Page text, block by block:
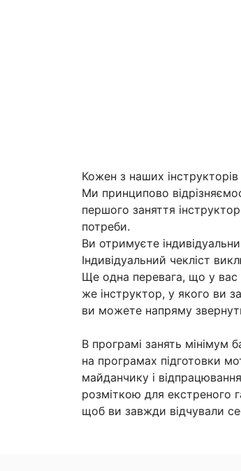
Кожен з наших
Ми принципово
першого заняття
потреби.
Ви отримуєте
Індивідуальний чекліст
Ще одна перевага, що у вас
же інструктор, у якого ви
ви можете напряму
В програмі занять мінімум
на програмах підготовки
майданчику і
розміткою для екстреного
щоб ви завжди відчували